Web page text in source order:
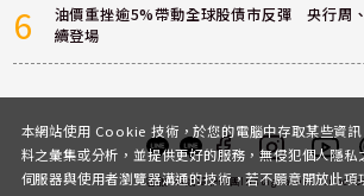
6
油價重挫逾5%帶動全球股債市反彈 央行周
續登場
客服 討論區粉絲團InstagramYoutube
本網站使用 Cookie 技術，於您的電腦中存取某些資
料之彙集或分析，並提供更好的服務，無侵犯個人隱
伺服器與使用者瀏覽器溝通的技術，若不願意開放此項